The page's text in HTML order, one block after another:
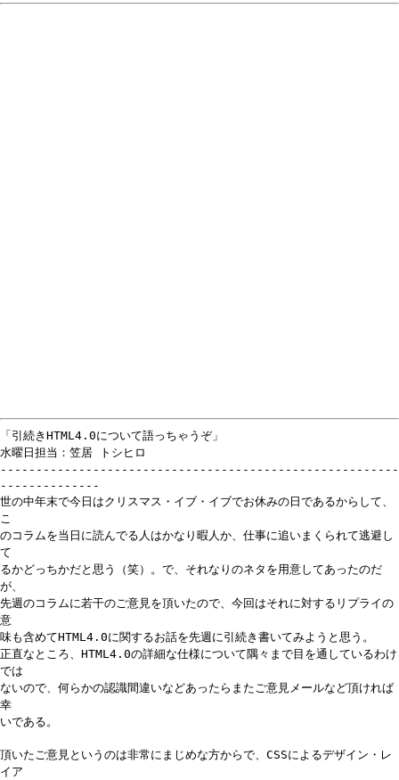
「引続きHTML4.0について語っちゃうぞ」
水曜日担当：笠居 トシヒロ
--------------------------------------------------------
--------------
世の中年末で今日はクリスマス・イブ・イブでお休みの日であるからして、
こ
のコラムを当日に読んでる人はかなり暇人か、仕事に追いまくられて逃避し
て
るかどっちかだと思う（笑）。で、それなりのネタを用意してあったのだ
が、
先週のコラムに若干のご意見を頂いたので、今回はそれに対するリプライの
意
味も含めてHTML4.0に関するお話を先週に引続き書いてみようと思う。
正直なところ、HTML4.0の詳細な仕様について隅々まで目を通しているわけ
では
ないので、何らかの認識間違いなどあったらまたご意見メールなど頂ければ
幸
いである。
頂いたご意見というのは非常にまじめな方からで、CSSによるデザイン・レ
イア